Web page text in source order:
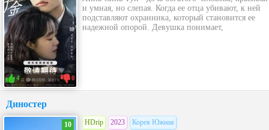
4 0
и умная, но слепая. Когда ее отца убивают, к ней
подставляют охранника, который становится ее
надежной опорой. Девушка понимает,
Диностер
10 HDrip 2023
Корея Южная